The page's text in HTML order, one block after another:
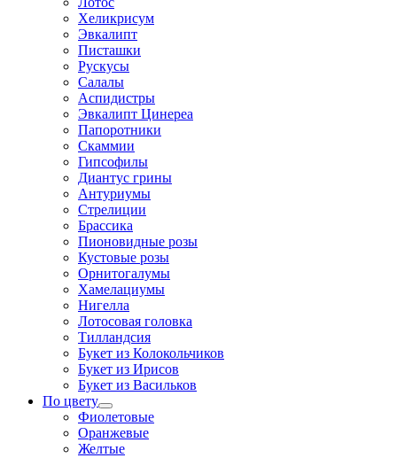
Хеликрисум
Эвкалипт
Писташки
Рускусы
Салалы
Аспидистры
Эвкалипт Цинереа
Папоротники
Скаммии
Гипсофилы
Диантус грины
Антуриумы
Стрелиции
Брассика
Пионовидные розы
Кустовые розы
Орнитогалумы
Хамелациумы
Нигелла
Лотосовая головка
Тилландсия
Букет из Колокольчиков
Букет из Ирисов
Букет из Васильков
По цвету
Фиолетовые
Оранжевые
Желтые